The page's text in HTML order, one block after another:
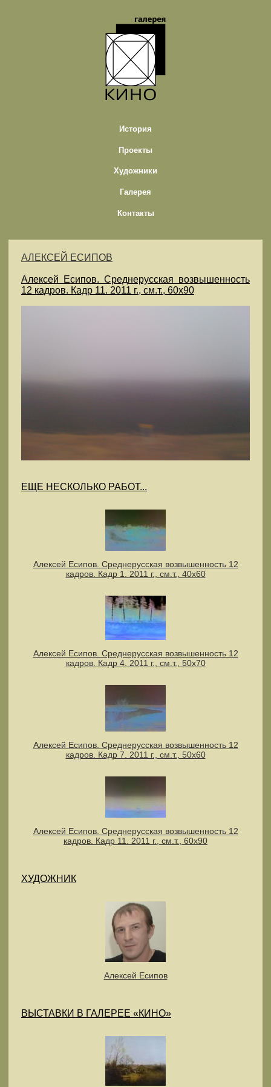
История
Проекты
Художники
Галерея
Контакты
АЛЕКСЕЙ ЕСИПОВ
Алексей Есипов. Среднерусская возвышенность
12 кадров. Кадр 11. 2011 г., см.т., 60х90
ЕЩЕ НЕСКОЛЬКО РАБОТ...
Алексей Есипов. Среднерусская возвышенность 12
кадров. Кадр 1. 2011 г., см.т., 40х60
Алексей Есипов. Среднерусская возвышенность 12
кадров. Кадр 4. 2011 г., см.т., 50х70
Алексей Есипов. Среднерусская возвышенность 12
кадров. Кадр 7. 2011 г., см.т., 50х60
Алексей Есипов. Среднерусская возвышенность 12
кадров. Кадр 11. 2011 г., см.т., 60х90
ХУДОЖНИК
Алексей Есипов
ВЫСТАВКИ В ГАЛЕРЕЕ «КИНО»